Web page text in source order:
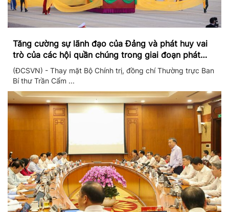
Tăng cường sự lãnh đạo của Đảng và phát huy vai
trò của các hội quần chúng trong giai đoạn phát
triển mới
(ĐCSVN) - Thay mặt Bộ Chính trị, đồng chí Thường trực Ban
Bí thư Trần Cẩm ...